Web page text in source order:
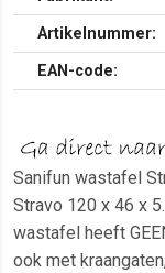
Artikelnummer:
EAN-code:
Sanifun wastafel
Stravo 120 x 46 x
wastafel heeft
ook met